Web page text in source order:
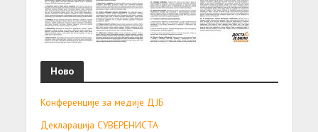
Ново
Конференције за медије ДЈБ
Декларација СУВЕРЕНИСТА